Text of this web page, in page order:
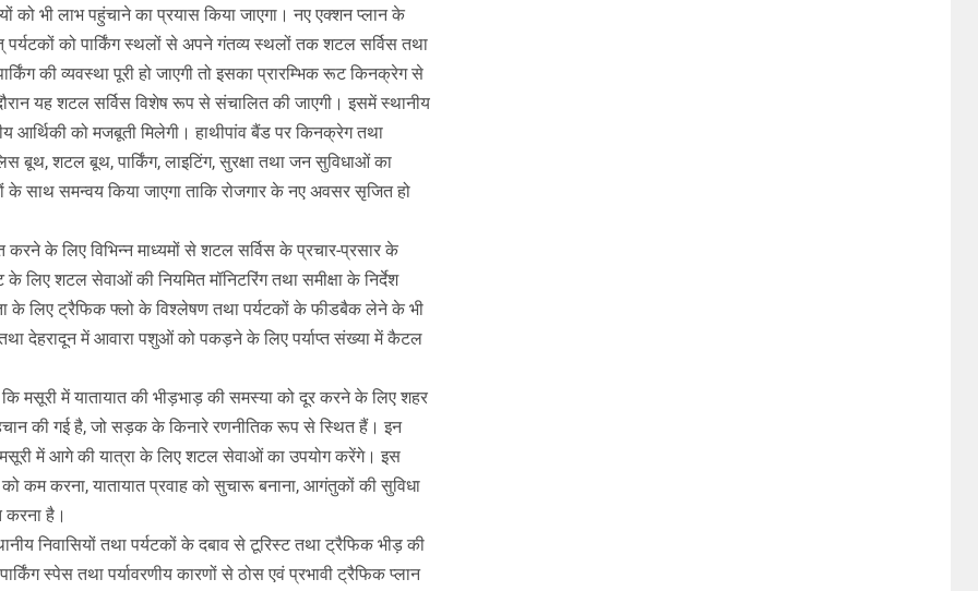
को भी लाभ पहुंचाने का प्रयास किया जाएगा। नए एक्शन प्लान के
पर्यटकों को पार्किंग स्थलों से अपने गंतव्य स्थलों तक शटल सर्विस तथा
की व्यवस्था पूरी हो जाएगी तो इसका प्रारम्भिक रूट किनक्रेग से
यह शटल सर्विस विशेष रूप से संचालित की जाएगी। इसमें स्थानीय
आर्थिकी को मजबूती मिलेगी। हाथीपांव बैंड पर किनक्रेग तथा
बूथ, शटल बूथ, पार्किंग, लाइटिंग, सुरक्षा तथा जन सुविधाओं का
के साथ समन्वय किया जाएगा ताकि रोजगार के नए अवसर सृजित हो
करने के लिए विभिन्न माध्यमों से शटल सर्विस के प्रचार-प्रसार के
के लिए शटल सेवाओं की नियमित मॉनिटरिंग तथा समीक्षा के निर्देश
के लिए ट्रैफिक फ्लो के विश्लेषण तथा पर्यटकों के फीडबैक लेने के भी
देहरादून में आवारा पशुओं को पकड़ने के लिए पर्याप्त संख्या में कैटल
कि मसूरी में यातायात की भीड़भाड़ की समस्या को दूर करने के लिए शहर
की गई है, जो सड़क के किनारे रणनीतिक रूप से स्थित हैं। इन
मसूरी में आगे की यात्रा के लिए शटल सेवाओं का उपयोग करेंगे। इस
कम करना, यातायात प्रवाह को सुचारू बनाना, आगंतुकों की सुविधा
करना है।
निवासियों तथा पर्यटकों के दबाव से टूरिस्ट तथा ट्रैफिक भीड़ की
स्पेस तथा पर्यावरणीय कारणों से ठोस एवं प्रभावी ट्रैफिक प्लान